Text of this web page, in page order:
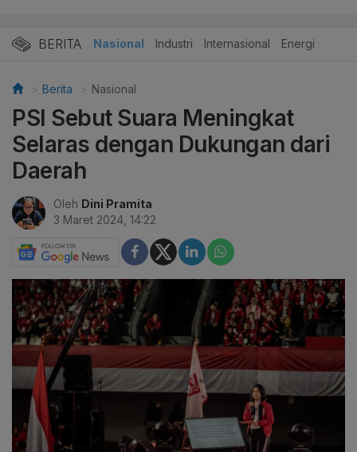
BERITA Nasional Industri Internasional Energi
Berita Nasional
PSI Sebut Suara Meningkat
Selaras dengan Dukungan dari
Daerah
Oleh Dini Pramita
3 Maret 2024, 14:22